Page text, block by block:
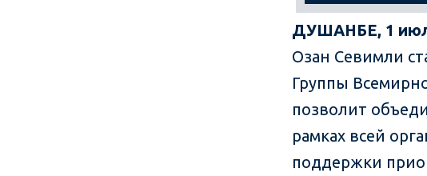
ДУШАНБЕ, 1
Озан Севимли
Группы
позволит
рамках всей
поддержки